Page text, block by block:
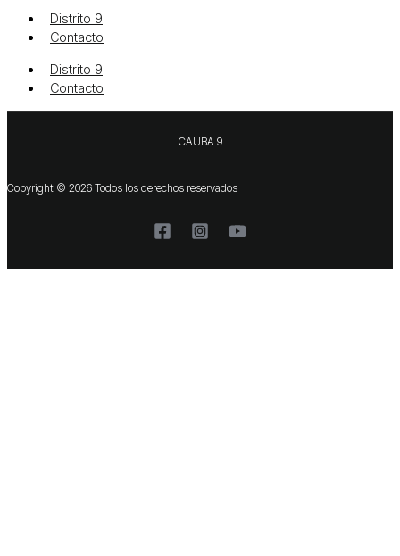
Distrito 9
Contacto
Distrito 9
Contacto
CAUBA 9
Copyright © 2026 Todos los derechos reservados